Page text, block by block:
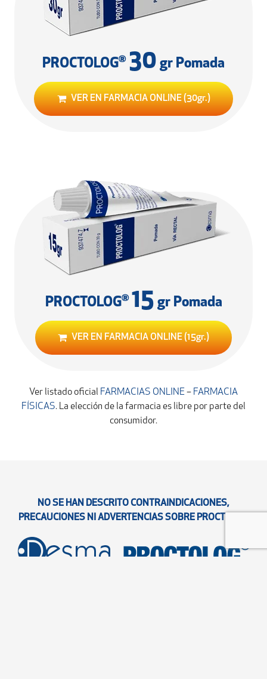
PROCTOLOG® 30 gr Pomada
VER EN FARMACIA ONLINE (30gr.)
PROCTOLOG® 15 gr Pomada
VER EN FARMACIA ONLINE (15gr.)
Ver listado oficial FARMACIAS ONLINE– FARMACIA
FÍSICAS. La elección de la farmacia es libre por parte del
consumidor.
NO SE HAN DESCRITO CONTRAINDICACIONES,
PRECAUCIONES NI ADVERTENCIAS SOBRE PROCTOLOG